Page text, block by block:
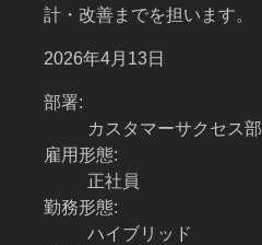
計・改善までを担います。
2026年4月13日
部署:
カスタマーサクセス部
雇用形態:
正社員
勤務形態:
ハイブリッド